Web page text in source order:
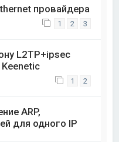
провайдера
1 2 3
L2TP+ipsec
1 2
ARP,
для одного IP